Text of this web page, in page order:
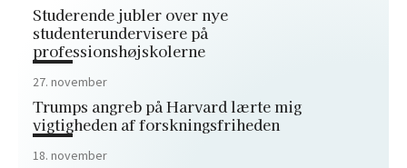
Studerende jubler over nye
studenterundervisere på
professionshøjskolerne
27. november
Trumps angreb på Harvard lærte mig
vigtigheden af forskningsfriheden
18. november